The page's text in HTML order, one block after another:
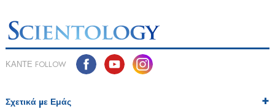
ΚΑΝΤΕ FOLLOW
Σχετικά µε Εμάς